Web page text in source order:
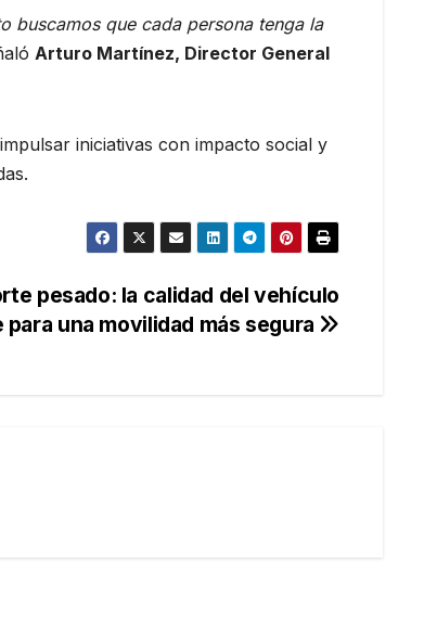
buscamos que cada persona tenga la
Arturo Martínez, Director General
iniciativas con impacto social y
pesado: la calidad del vehículo
una movilidad más segura